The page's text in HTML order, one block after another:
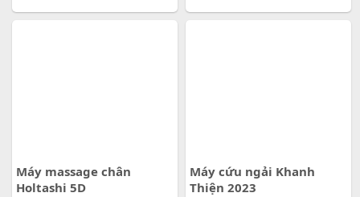
Máy massage chân
Holtashi 5D
Máy cứu ngải Khanh
Thiện 2023